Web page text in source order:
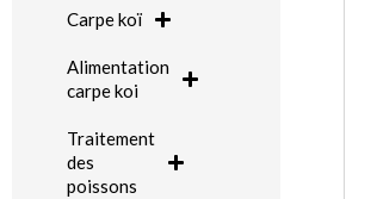
Carpe koï
Alimentation
carpe koi
Traitement
des
poissons